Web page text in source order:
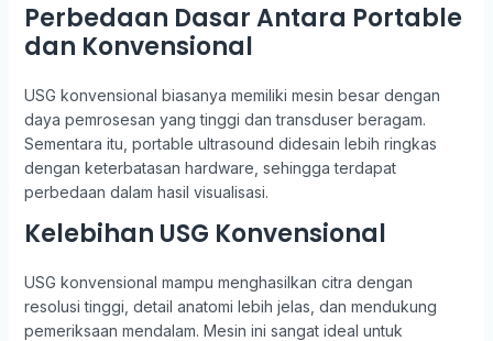
Perbedaan Dasar Antara Portable
dan Konvensional
USG konvensional biasanya memiliki mesin besar dengan
daya pemrosesan yang tinggi dan transduser beragam.
Sementara itu, portable ultrasound didesain lebih ringkas
dengan keterbatasan hardware, sehingga terdapat
perbedaan dalam hasil visualisasi.
Kelebihan USG Konvensional
USG konvensional mampu menghasilkan citra dengan
resolusi tinggi, detail anatomi lebih jelas, dan mendukung
pemeriksaan mendalam. Mesin ini sangat ideal untuk